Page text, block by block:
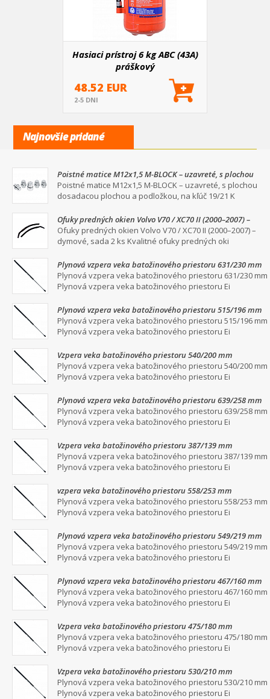
Hasiaci prístroj 6 kg ABC (43A)
práškový
48.52 EUR
2-5 DNI
Najnovšie pridané
Poistné matice M12x1,5 M-BLOCK – uzavreté, s plochou
dosadacou plochou a podložkou, na kľúč 19/21
Poistné matice M12x1,5 M-BLOCK – uzavreté, s plochou
dosadacou plochou a podložkou, na kľúč 19/21 K
Ofuky predných okien Volvo V70 / XC70 II (2000–2007) –
dymové, sada 2 ks
Ofuky predných okien Volvo V70 / XC70 II (2000–2007) –
dymové, sada 2 ks Kvalitné ofuky predných oki
Plynová vzpera veka batožinového priestoru 631/230 mm
Plynová vzpera veka batožinového priestoru 631/230 mm
Plynová vzpera veka batožinového priestoru Ei
Plynová vzpera veka batožinového priestoru 515/196 mm
Plynová vzpera veka batožinového priestoru 515/196 mm
Plynová vzpera veka batožinového priestoru Ei
Vzpera veka batožinového priestoru 540/200 mm
Plynová vzpera veka batožinového priestoru 540/200 mm
Plynová vzpera veka batožinového priestoru Ei
Plynová vzpera veka batožinového priestoru 639/258 mm
Plynová vzpera veka batožinového priestoru 639/258 mm
Plynová vzpera veka batožinového priestoru Ei
Vzpera veka batožinového priestoru 387/139 mm
Plynová vzpera veka batožinového priestoru 387/139 mm
Plynová vzpera veka batožinového priestoru Ei
vzpera veka batožinového priestoru 558/253 mm
Plynová vzpera veka batožinového priestoru 558/253 mm
Plynová vzpera veka batožinového priestoru Ei
Plynová vzpera veka batožinového priestoru 549/219 mm
Plynová vzpera veka batožinového priestoru 549/219 mm
Plynová vzpera veka batožinového priestoru Ei
Plynová vzpera veka batožinového priestoru 467/160 mm
Plynová vzpera veka batožinového priestoru 467/160 mm
Plynová vzpera veka batožinového priestoru Ei
Vzpera veka batožinového priestoru 475/180 mm
Plynová vzpera veka batožinového priestoru 475/180 mm
Plynová vzpera veka batožinového priestoru Ei
Vzpera veka batožinového priestoru 530/210 mm
Plynová vzpera veka batožinového priestoru 530/210 mm
Plynová vzpera veka batožinového priestoru Ei